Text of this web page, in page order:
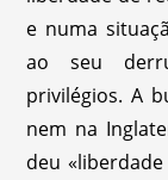
e numa
ao seu
privilégios. A
nem na
deu